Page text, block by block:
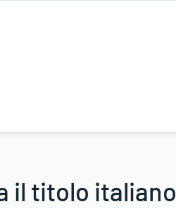
il titolo italiano